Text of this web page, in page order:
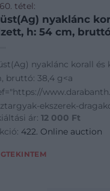
tétel:
nyaklánc
h: 54 cm,
nyaklánc korall és
bruttó: 38,4 g<a
ekszerek-
ár:12 000 Ft
422. Online auction